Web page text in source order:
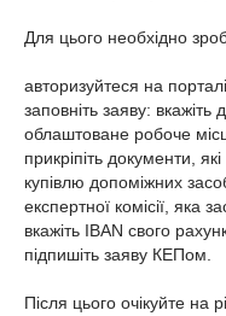
Для цього необхідно
авторизуйтеся на
заповніть заяву: вкажіть
облаштоване робоче
прикріпіть документи,
купівлю допоміжних
експертної комісії, яка
вкажіть IBAN свого
підпишіть заяву КЕПом.
Після цього очікуйте на